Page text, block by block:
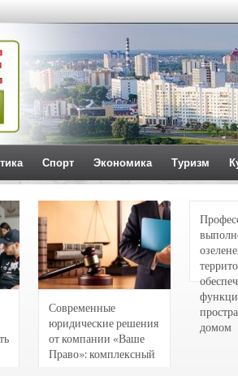
Спорт Экономика Туризм
Современные
юридические решения
от компании «Ваше
Право»: комплексный
домом